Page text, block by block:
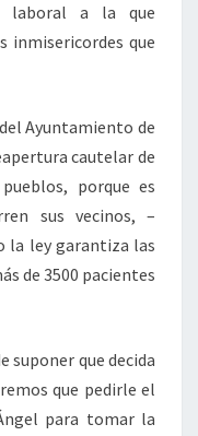
laboral a la que
inmisericordes que
Ayuntamiento de
cautelar de
porque es
sus vecinos, –
la ley garantiza las
de 3500 pacientes
suponer que decida
que pedirle el
para tomar la